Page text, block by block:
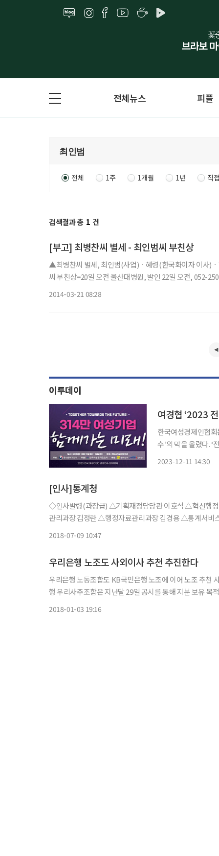
전체뉴스 피플
전체 1주 1개월 1년 직
검색결과 총 1 건
[부고] 최병찬씨 별세 - 최인범씨 부친상
▲최병찬씨 별세, 최인범(사업)ㆍ혜령(한국화이자 이사)
씨 부친상=20일 오전 울산대병원, 발인 22일 오전, 052-
2014-03-21 08:28
이투데이
여경협 ‘2023
한국여성경제인협
수’의 막을 올렸다. ‘전국여성CEO경영연수’는 여성경제인들의 경영역량 강화 및 비즈니스 네
2023-12-11 14:30
[인사]통계청
◇인사발령(과장급) △기획재정담당관 이호석 △혁신행정담당관 유영호 △전략성과팀장 원정연 △통계조정과장 이지연 △품질
관리과장 김정란 △행정자료관리과장 김경용 △통계서
2018-07-09 10:47
우리은행 노조도 사외이사 추천 추진한다
우리은행 노동조합도 KB국민은행 노조에 이어 노조 추천 사외이사 선임을 추진한다. 3일
행 우리사주조합은 지난달 29일 공시를 통해 지분 보유 목
2018-01-03 19:16